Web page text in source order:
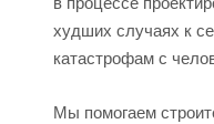
худших случаях к
катастрофам с
Мы помогаем